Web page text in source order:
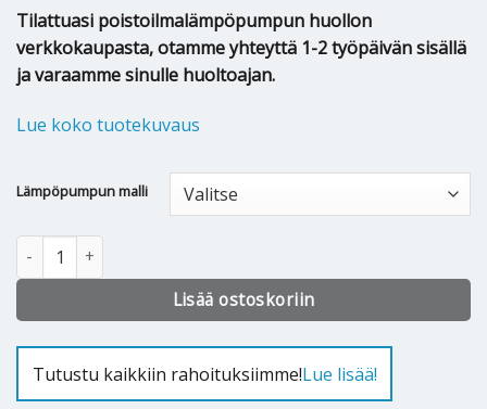
Tilattuasi poistoilmalämpöpumpun huollon
verkkokaupasta, otamme yhteyttä 1-2 työpäivän sisällä
ja varaamme sinulle huoltoajan.
Lue koko tuotekuvaus
Lämpöpumpun malli
Nibe poistoilmalämpöpumpun huolto määrä
Lisää ostoskoriin
Tutustu kaikkiin rahoituksiimme!Lue lisää!